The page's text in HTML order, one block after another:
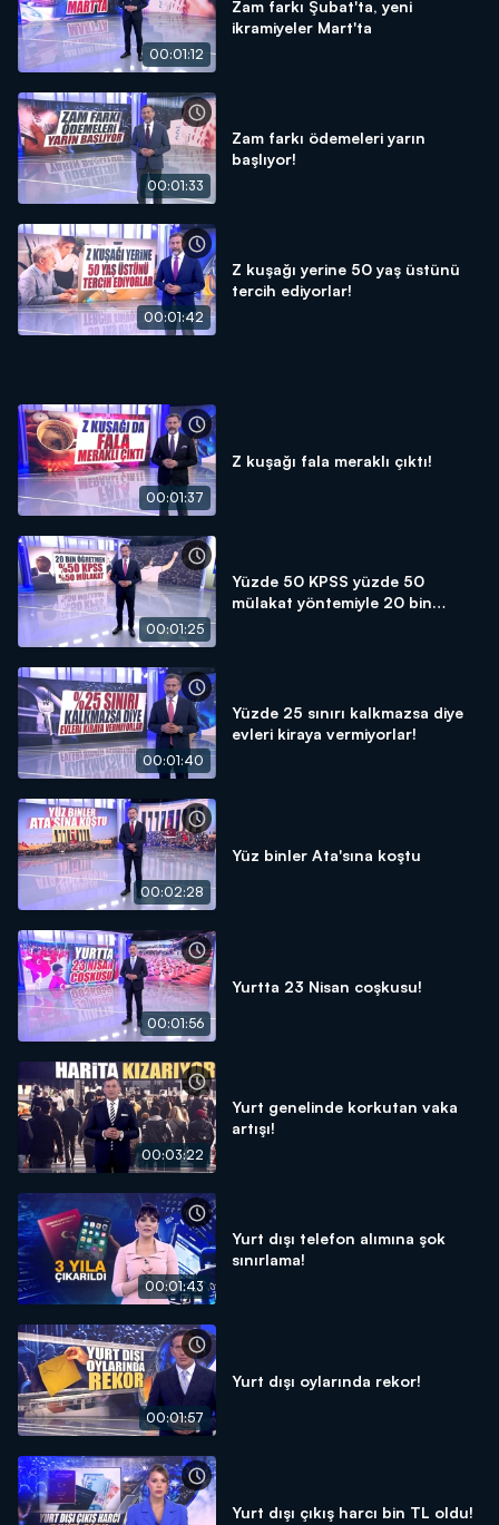
00:01:12
Zam farkı Şubat'ta, yeni
ikramiyeler Mart'ta
00:01:33
Zam farkı ödemeleri yarın
başlıyor!
00:01:42
Z kuşağı yerine 50 yaş üstünü
tercih ediyorlar!
00:01:37
Z kuşağı fala meraklı çıktı!
00:01:25
Yüzde 50 KPSS yüzde 50
mülakat yöntemiyle 20 bin
00:01:40
Yüzde 25 sınırı kalkmazsa diye
evleri kiraya vermiyorlar!
00:02:28
Yüz binler Ata'sına koştu
00:01:56
Yurtta 23 Nisan coşkusu!
00:03:22
Yurt genelinde korkutan vaka
artışı!
00:01:43
Yurt dışı telefon alımına şok
sınırlama!
00:01:57
Yurt dışı oylarında rekor!
Yurt dışı çıkış harcı bin TL oldu!